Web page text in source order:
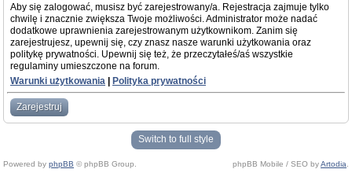
Aby się zalogować, musisz być zarejestrowany/a. Rejestracja zajmuje tylko
chwilę i znacznie zwiększa Twoje możliwości. Administrator może nadać
dodatkowe uprawnienia zarejestrowanym użytkownikom. Zanim się
zarejestrujesz, upewnij się, czy znasz nasze warunki użytkowania oraz
politykę prywatności. Upewnij się też, że przeczytałeś/aś wszystkie
regulaminy umieszczone na forum.
Warunki użytkowania
Polityka prywatności
Zarejestruj
Switch to full style
Powered by phpBB © phpBB Group. phpBB Mobile / SEO byArtodia